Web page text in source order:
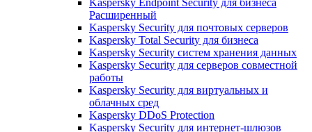
Kaspersky Endpoint Security для бизнеса
Расширенный
Kaspersky Security для почтовых серверов
Kaspersky Total Security для бизнеса
Kaspersky Security систем хранения данных
Kaspersky Security для серверов совместной
работы
Kaspersky Security для виртуальных и
облачных сред
Kaspersky DDoS Protection
Kaspersky Security для интернет-шлюзов